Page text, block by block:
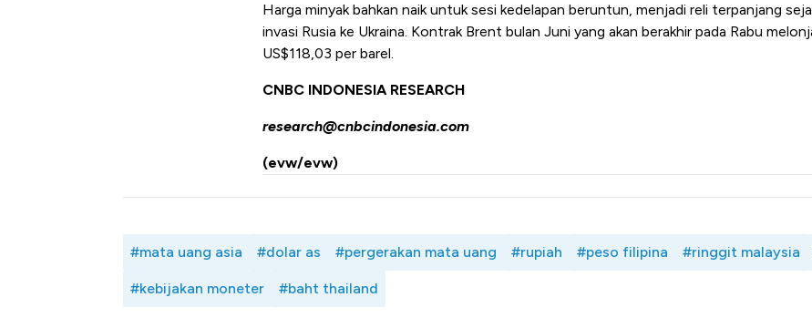
Harga minyak bahkan naik untuk sesi kedelapan beruntun, menjadi reli terpanjang
invasi Rusia ke Ukraina. Kontrak Brent bulan Juni yang akan berakhir pada Rabu
US$118,03 per barel.
CNBC INDONESIA RESEARCH
research@cnbcindonesia.com
(evw/evw)
#mata uang asia #dolar as #pergerakan mata uang #rupiah #peso filipina #ringgit malaysia
#kebijakan moneter #baht thailand